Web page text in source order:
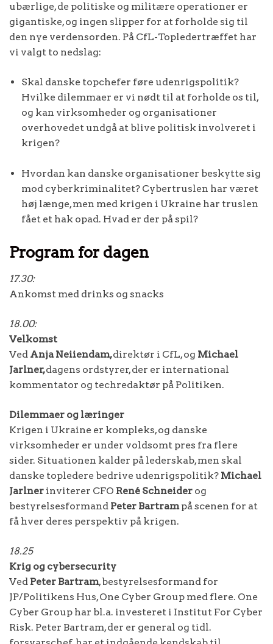
ubærlige, de politiske og militære operationer er
gigantiske, og ingen slipper for at forholde sig til
den nye verdensorden. På CfL-Topledertræffet har
vi valgt to nedslag:
Skal danske topchefer føre udenrigspolitik?
Hvilke dilemmaer er vi nødt til at forholde os til,
og kan virksomheder og organisationer
overhovedet undgå at blive politisk involveret i
krigen?
Hvordan kan danske organisationer beskytte sig
mod cyberkriminalitet? Cybertruslen har været
høj længe, men med krigen i Ukraine har truslen
fået et hak opad. Hvad er der på spil?
Program for dagen
17.30:
Ankomst med drinks og snacks
18.00:
Velkomst
Ved Anja Neiiendam,direktør i CfL, og Michael
Jarlner,dagens ordstyrer, der er international
kommentator og techredaktør på Politiken.
Dilemmaer og læringer
Krigen i Ukraine er kompleks, og danske
virksomheder er under voldsomt pres fra flere
sider. Situationen kalder på lederskab, men skal
danske topledere bedrive udenrigspolitik? Michael
Jarlner inviterer CFO René Schneider og
bestyrelsesformand Peter Bartrampå scenen for at
få hver deres perspektiv på krigen.
18.25
Krig og cybersecurity
Ved Peter Bartram, bestyrelsesformand for
JP/Politikens Hus, One Cyber Group med flere. One
Cyber Group har bl.a. investeret i Institut For Cyber
Risk. Peter Bartram, der er general og tidl.